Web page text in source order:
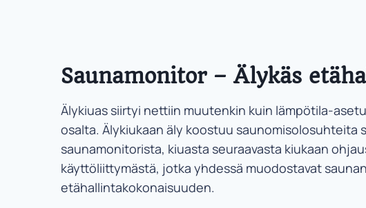
Saunamonitor – Älykäs
Älykiuas siirtyi nettiin muutenkin kuin lämpötila-
osalta. Älykiukaan äly koostuu saunomisolosuhteita
saunamonitorista, kiuasta seuraavasta kiukaan
käyttöliittymästä, jotka yhdessä muodostavat saunan
etähallintakokonaisuuden.